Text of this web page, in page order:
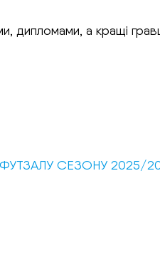
а кращі
СЕЗОНУ 2025/